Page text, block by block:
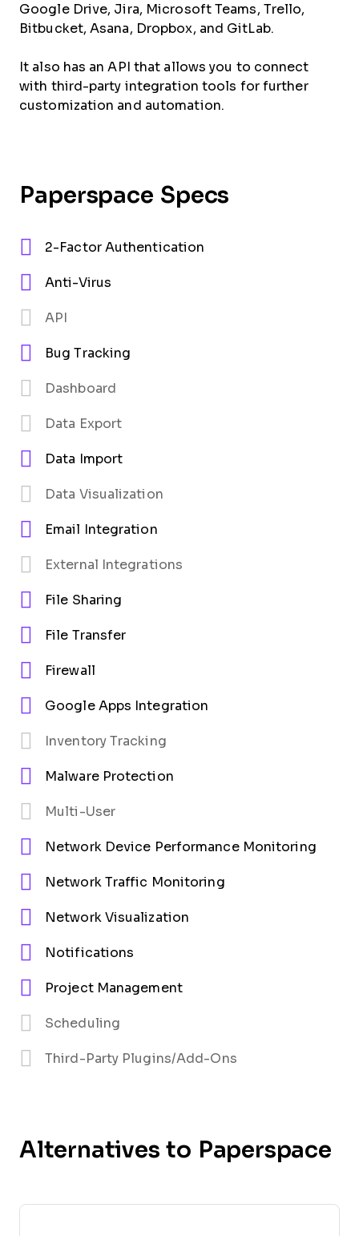
Google Drive, Jira, Microsoft Teams, Trello,
Bitbucket, Asana, Dropbox, and GitLab.
It also has an API that allows you to connect
with third-party integration tools for further
customization and automation.
Paperspace Specs
2-Factor Authentication
Anti-Virus
API
Bug Tracking
Dashboard
Data Export
Data Import
Data Visualization
Email Integration
External Integrations
File Sharing
File Transfer
Firewall
Google Apps Integration
Inventory Tracking
Malware Protection
Multi-User
Network Device Performance Monitoring
Network Traffic Monitoring
Network Visualization
Notifications
Project Management
Scheduling
Third-Party Plugins/Add-Ons
Alternatives to Paperspace